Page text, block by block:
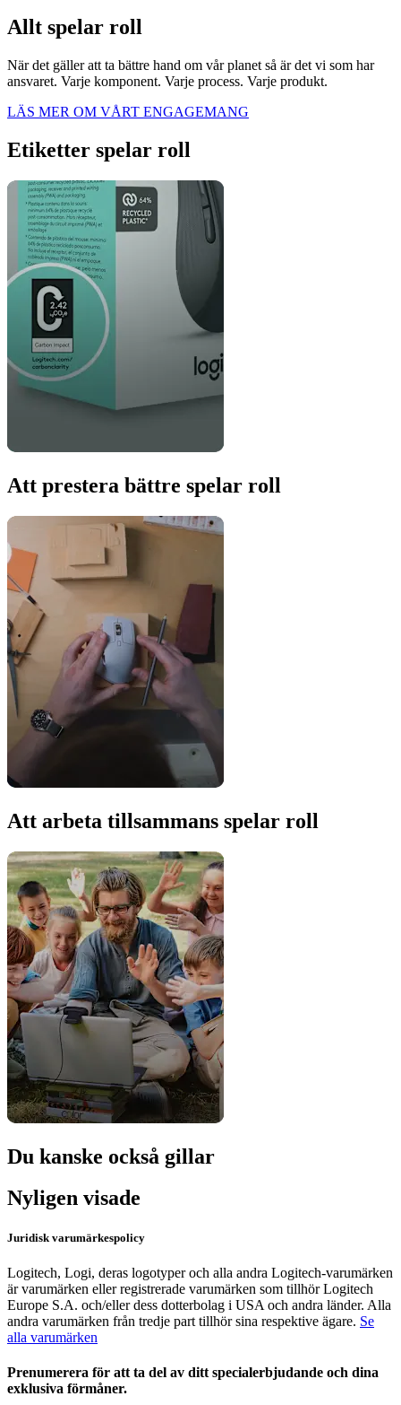
Allt spelar roll
När det gäller att ta bättre hand om vår planet så är det vi som har
ansvaret. Varje komponent. Varje process. Varje produkt.
LÄS MER OM VÅRT ENGAGEMANG
Etiketter spelar roll
Att prestera bättre spelar roll
Att arbeta tillsammans spelar roll
Du kanske också gillar
Nyligen visade
Juridisk varumärkespolicy
Logitech, Logi, deras logotyper och alla andra Logitech-varumärken
är varumärken eller registrerade varumärken som tillhör Logitech
Europe S.A. och/eller dess dotterbolag i USA och andra länder. Alla
andra varumärken från tredje part tillhör sina respektive ägare. Se
alla varumärken
Prenumerera för att ta del av ditt specialerbjudande och dina
exklusiva förmåner.